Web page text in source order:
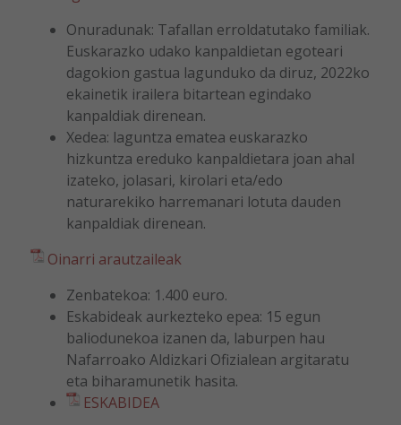
Onuradunak: Tafallan erroldatutako familiak.
Euskarazko udako kanpaldietan egoteari
dagokion gastua lagunduko da diruz, 2022ko
ekainetik irailera bitartean egindako
kanpaldiak direnean.
Xedea: laguntza ematea euskarazko
hizkuntza ereduko kanpaldietara joan ahal
izateko, jolasari, kirolari eta/edo
naturarekiko harremanari lotuta dauden
kanpaldiak direnean.
Oinarri arautzaileak
Zenbatekoa: 1.400 euro.
Eskabideak aurkezteko epea: 15 egun
baliodunekoa izanen da, laburpen hau
Nafarroako Aldizkari Ofizialean argitaratu
eta biharamunetik hasita.
ESKABIDEA